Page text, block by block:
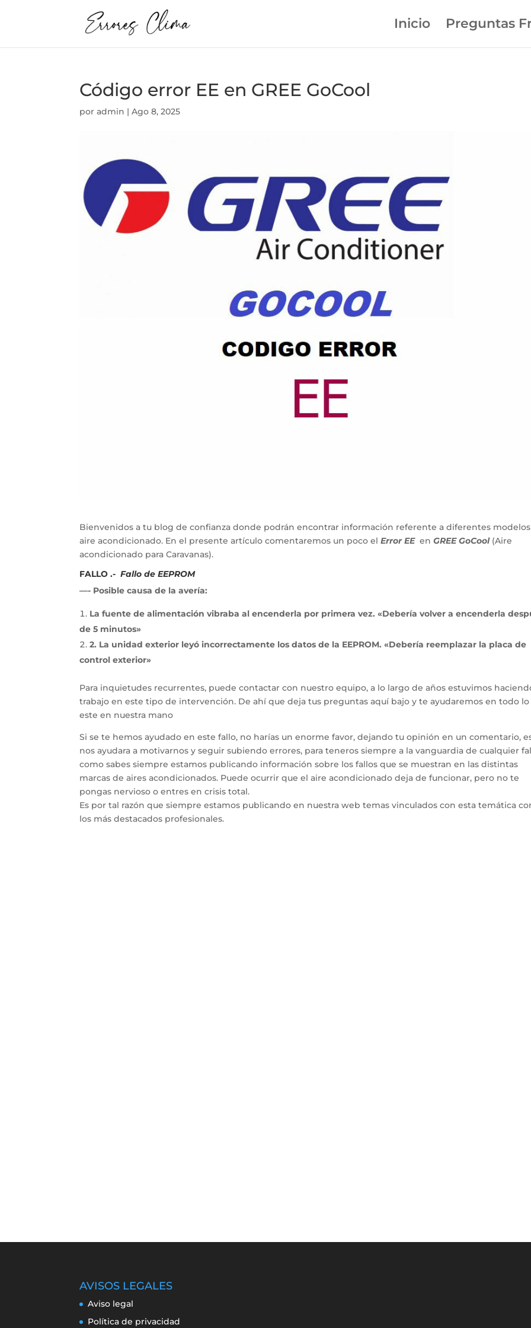
Inicio Preguntas
Código error EE en GREE GoCool
poradmin |Ago 8, 2025
Bienvenidos a tu blog de confianza donde podrán encontrar información referente a diferentes
aire acondicionado. En el presente artículo comentaremos un poco elError EEenGREE GoCool(Aire
acondicionado para Caravanas).
FALLO .- Fallo de EEPROM
—- Posible causa de la avería:
La fuente de alimentación vibraba al encenderla por primera vez. «Debería volver a encenderla
de 5 minutos»
2. La unidad exterior leyó incorrectamente los datos de la EEPROM. «Debería reemplazar la placa de
control exterior»
Para inquietudes recurrentes, puede contactar con nuestro equipo, a lo largo de años estuvimos
trabajo en este tipo de intervención. De ahí que deja tus preguntas aquí bajo y te ayudaremos en todo
este en nuestra mano
Si se te hemos ayudado en este fallo, no harías un enorme favor, dejando tu opinión en un comentario,
nos ayudara a motivarnos y seguir subiendo errores, para teneros siempre a la vanguardia de cualquier
como sabes siempre estamos publicando información sobre los fallos que se muestran en las distintas
marcas de aires acondicionados. Puede ocurrir que el aire acondicionado deja de funcionar, pero no te
pongas nervioso o entres en crisis total.
Es por tal razón que siempre estamos publicando en nuestra web temas vinculados con esta temática
los más destacados profesionales.
AVISOS LEGALES
Aviso legal
Política de privacidad